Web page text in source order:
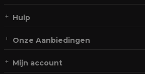
Hulp
Onze Aanbiedingen
Mijn account